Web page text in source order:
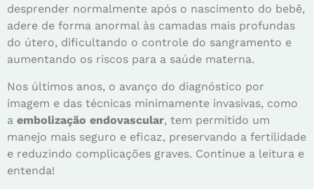
desprender normalmente após o nascimento do bebê,
adere de forma anormal às camadas mais profundas
do útero, dificultando o controle do sangramento e
aumentando os riscos para a saúde materna.
Nos últimos anos, o avanço do diagnóstico por
imagem e das técnicas minimamente invasivas, como
a embolização endovascular, tem permitido um
manejo mais seguro e eficaz, preservando a fertilidade
e reduzindo complicações graves. Continue a leitura e
entenda!